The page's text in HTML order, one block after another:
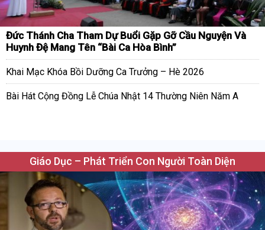
Đức Thánh Cha Tham Dự Buổi Gặp Gỡ Cầu Nguyện Và
Huynh Đệ Mang Tên “Bài Ca Hòa Bình”
Khai Mạc Khóa Bồi Dưỡng Ca Trưởng – Hè 2026
Bài Hát Cộng Đồng Lễ Chúa Nhật 14 Thường Niên Năm A
Giáo Dục – Phát Triển Con Người Toàn Diện